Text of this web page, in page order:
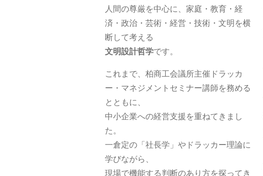
人間の尊厳を中心に、家庭・教育・経
済・政治・芸術・経営・技術・文明を横
断して考える
文明設計哲学です。
これまで、柏商工会議所主催ドラッカ
ー・マネジメントセミナー講師を務める
とともに、
中小企業への経営支援を重ねてきまし
た。
一倉定の「社長学」やドラッカー理論に
学びながら、
現場で機能する判断のあり方を探ってき